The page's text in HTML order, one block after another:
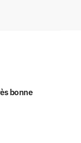
bonne